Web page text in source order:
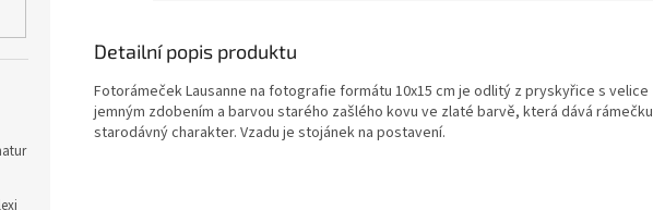
Detailní popis produktu
Fotorámeček Lausanne na fotografie formátu 10x15 cm je odlitý z pryskyřice s velice
jemným zdobením a barvou starého zašlého kovu ve zlaté barvě, která dává rámečku
starodávný charakter. Vzadu je stojánek na postavení.